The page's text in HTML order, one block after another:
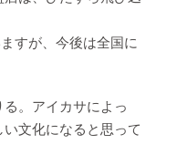
すが、今後は全国に
。アイカサによっ
文化になると思って